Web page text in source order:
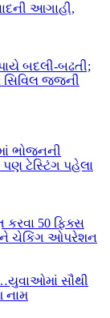
આગાહી,
પાયે બદલી-બઢતી;
સિવિલ જજની
ભોજનની
પણ ટેસ્ટિંગ પહેલા
50 ફિક્સ
ચેકિંગ ઓપરેશન
સૌથી
નામ